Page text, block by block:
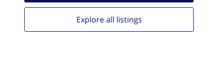
Explore all listings